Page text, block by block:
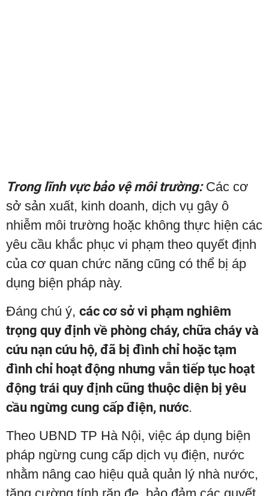
Trong lĩnh vực bảo vệ môi trường:Các cơ
sở sản xuất, kinh doanh, dịch vụ gây ô
nhiễm môi trường hoặc không thực hiện các
yêu cầu khắc phục vi phạm theo quyết định
của cơ quan chức năng cũng có thể bị áp
dụng biện pháp này.
Đáng chú ý, các cơ sở vi phạm nghiêm
trọng quy định về phòng cháy, chữa cháy và
cứu nạn cứu hộ, đã bị đình chỉ hoặc tạm
đình chỉ hoạt động nhưng vẫn tiếp tục hoạt
động trái quy định cũng thuộc diện bị yêu
cầu ngừng cung cấp điện, nước.
Theo UBND TP Hà Nội, việc áp dụng biện
pháp ngừng cung cấp dịch vụ điện, nước
nhằm nâng cao hiệu quả quản lý nhà nước,